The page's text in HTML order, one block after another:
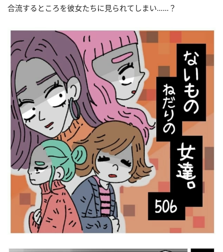
合流するところを彼女たちに見られてしまい……？